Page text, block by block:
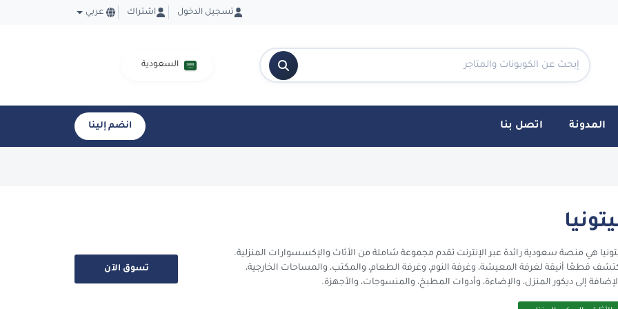
تسجيل الدخول اشتراك عربي
السعودية
المدونة اتصل بنا انضم إلينا
هي منصة سعودية رائدة عبر الإنترنت تقدم مجموعة شاملة من الأثاث والإكسسوارات المنزلية.
قطعًا أنيقة لغرفة المعيشة، وغرفة النوم، وغرفة الطعام، والمكتب، والمساحات الخارجية،
إلى ديكور المنزل، والإضاءة، وأدوات المطبخ، والمنسوجات، والأجهزة.
تسوق الآن